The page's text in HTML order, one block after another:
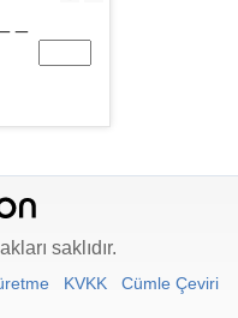
saklıdır.
KVKK
Cümle Çeviri